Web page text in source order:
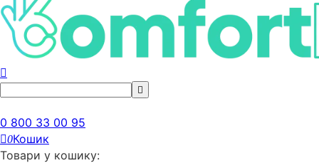
0 800 33 00 95
0Кошик
Товари у кошику: